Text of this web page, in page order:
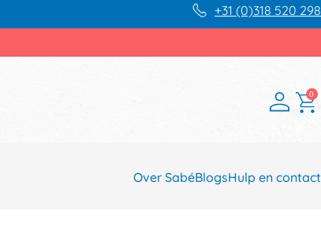
+31 (0)318 520 298
0
Over SabéBlogsHulp en contact